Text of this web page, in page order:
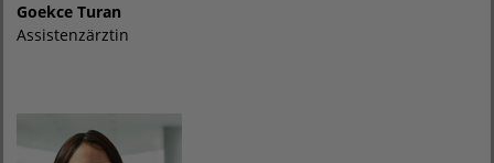
Goekce Turan
Assistenzärztin